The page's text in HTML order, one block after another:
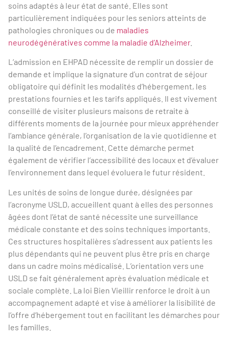
soins adaptés à leur état de santé. Elles sont
particulièrement indiquées pour les seniors atteints de
pathologies chroniques ou de maladies
neurodégénératives comme la maladie d’Alzheimer.
L’admission en EHPAD nécessite de remplir un dossier de
demande et implique la signature d’un contrat de séjour
obligatoire qui définit les modalités d’hébergement, les
prestations fournies et les tarifs appliqués. Il est vivement
conseillé de visiter plusieurs maisons de retraite à
différents moments de la journée pour mieux appréhender
l’ambiance générale, l’organisation de la vie quotidienne et
la qualité de l’encadrement. Cette démarche permet
également de vérifier l’accessibilité des locaux et d’évaluer
l’environnement dans lequel évoluera le futur résident.
Les unités de soins de longue durée, désignées par
l’acronyme USLD, accueillent quant à elles des personnes
âgées dont l’état de santé nécessite une surveillance
médicale constante et des soins techniques importants.
Ces structures hospitalières s’adressent aux patients les
plus dépendants qui ne peuvent plus être pris en charge
dans un cadre moins médicalisé. L’orientation vers une
USLD se fait généralement après évaluation médicale et
sociale complète. La loi Bien Vieillir renforce le droit à un
accompagnement adapté et vise à améliorer la lisibilité de
l’offre d’hébergement tout en facilitant les démarches pour
les familles.